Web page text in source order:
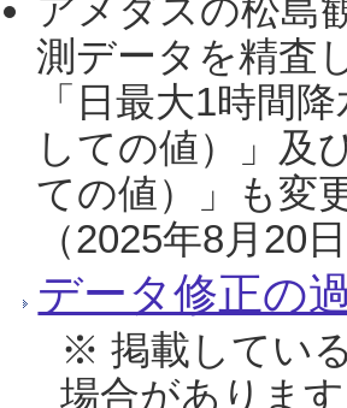
アメダスの松島
測データを精査
「日最大1時間
しての値）」及
ての値）」も変
（2025年8月20日
データ修正の
※ 掲載してい
場合がありま